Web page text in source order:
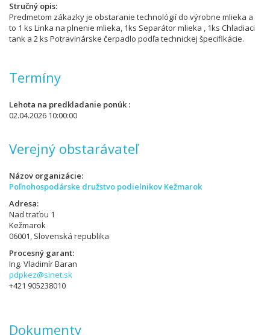
Stručný opis
Predmetom zákazky je obstaranie technológií do výrobne mlieka a
to 1 ks Linka na plnenie mlieka, 1ks Separátor mlieka , 1ks Chladiaci
tank a 2 ks Potravinárske čerpadlo podľa technickej špecifikácie.
Termíny
Lehota na predkladanie ponúk
02.04.2026 10:00:00
Verejný obstarávateľ
Názov organizácie
Poľnohospodárske družstvo podielnikov Kežmarok
Adresa
Nad traťou 1
Kežmarok
06001, Slovenská republika
Procesný garant
Ing. Vladimír Baran
pdpkez@sinet.sk
+421 905238010
Dokumenty